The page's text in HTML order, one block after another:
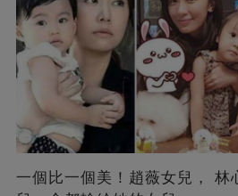
一個比一個美！趙薇女兒， 林